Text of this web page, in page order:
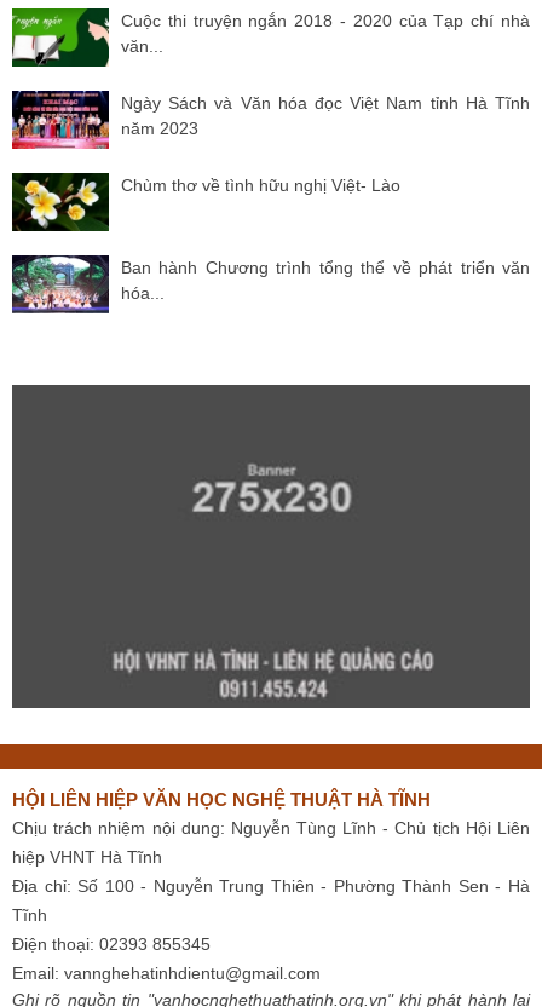
Cuộc thi truyện ngắn 2018 - 2020 của Tạp chí nhà
văn...
Ngày Sách và Văn hóa đọc Việt Nam tỉnh Hà Tĩnh
năm 2023
Chùm thơ về tình hữu nghị Việt- Lào
Ban hành Chương trình tổng thể về phát triển văn
hóa...
HỘI LIÊN HIỆP VĂN HỌC NGHỆ THUẬT HÀ TĨNH
Chịu trách nhiệm nội dung: Nguyễn Tùng Lĩnh - Chủ tịch Hội Liên
hiệp VHNT Hà Tĩnh
Địa chỉ: Số 100 - Nguyễn Trung Thiên - Phường Thành Sen - Hà
Tĩnh
Điện thoại: 02393 855345
Email: vannghehatinhdientu@gmail.com
Ghi rõ nguồn tin "vanhocnghethuathatinh.org.vn" khi phát hành lại